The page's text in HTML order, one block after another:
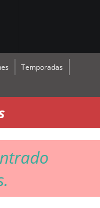
Temporadas